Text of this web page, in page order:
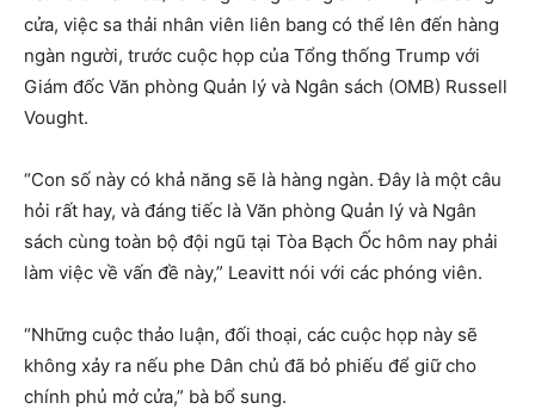
cửa, việc sa thải nhân viên liên bang có thể lên đến hàng
ngàn người, trước cuộc họp của Tổng thống Trump với
Giám đốc Văn phòng Quản lý và Ngân sách (OMB) Russell
Vought.
“Con số này có khả năng sẽ là hàng ngàn. Đây là một câu
hỏi rất hay, và đáng tiếc là Văn phòng Quản lý và Ngân
sách cùng toàn bộ đội ngũ tại Tòa Bạch Ốc hôm nay phải
làm việc về vấn đề này,” Leavitt nói với các phóng viên.
“Những cuộc thảo luận, đối thoại, các cuộc họp này sẽ
không xảy ra nếu phe Dân chủ đã bỏ phiếu để giữ cho
chính phủ mở cửa,” bà bổ sung.